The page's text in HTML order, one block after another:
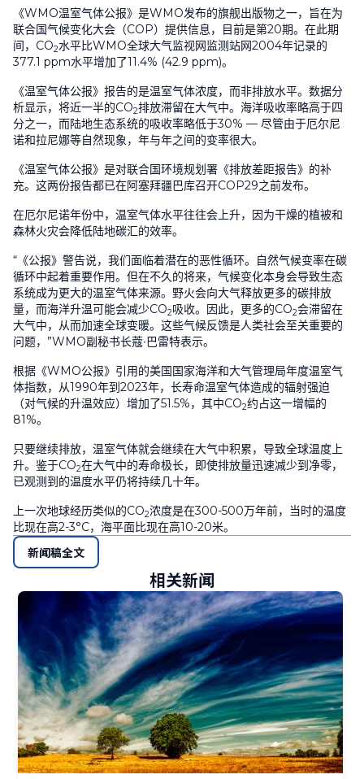
《WMO温室气体公报》是WMO发布的旗舰出版物之一，旨在为
联合国气候变化大会（COP）提供信息，目前是第20期。在此期
间， CO2水平比WMO全球大气监视网监测站网2004年记录的
377.1 ppm水平增加了11.4% (42.9 ppm)。
《温室气体公报》报告的是温室气体浓度，而非排放水平。数据分
析显示，将近一半的CO2排放滞留在大气中。海洋吸收率略高于四
分之一，而陆地生态系统的吸收率略低于30% — 尽管由于厄尔尼
诺和拉尼娜等自然现象，年与年之间的变率很大。
《温室气体公报》是对联合国环境规划署《排放差距报告》的补
充。这两份报告都已在阿塞拜疆巴库召开COP29之前发布。
在厄尔尼诺年份中，温室气体水平往往会上升，因为干燥的植被和
森林火灾会降低陆地碳汇的效率。
“《公报》警告说，我们面临着潜在的恶性循环。自然气候变率在碳
循环中起着重要作用。但在不久的将来，气候变化本身会导致生态
系统成为更大的温室气体来源。野火会向大气释放更多的碳排放
量，而海洋升温可能会减少CO2吸收。因此，更多的CO2会滞留在
大气中，从而加速全球变暖。这些气候反馈是人类社会至关重要的
问题，”WMO副秘书长蔻∙巴雷特表示。
根据《WMO公报》引用的美国国家海洋和大气管理局年度温室气
体指数，从1990年到 2023年，长寿命温室气体造成的辐射强迫
（对气候的升温效应）增加了51.5%，其中CO2约占这一增幅的
81%。
只要继续排放，温室气体就会继续在大气中积累，导致全球温度上
升。鉴于CO2在大气中的寿命极长，即使排放量迅速减少到净零，
已观测到的温度水平仍将持续几十年。
上一次地球经历类似的CO2浓度是在300-500万年前，当时的温度
比现在高2-3°C，海平面比现在高10-20米。
新闻稿全文
相关新闻